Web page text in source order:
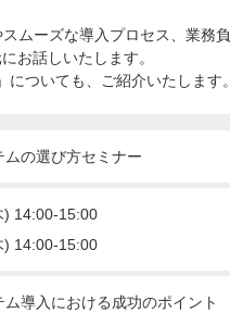
ムーズな導入プロセス、業務
お話しいたします。
ついても、ご紹介いたします。
の選び方セミナー
) 14:00-15:00
) 14:00-15:00
ム導入における成功のポイント